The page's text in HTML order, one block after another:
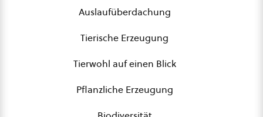
Auslaufüberdachung
Tierische Erzeugung
Tierwohl auf einen Blick
Pflanzliche Erzeugung